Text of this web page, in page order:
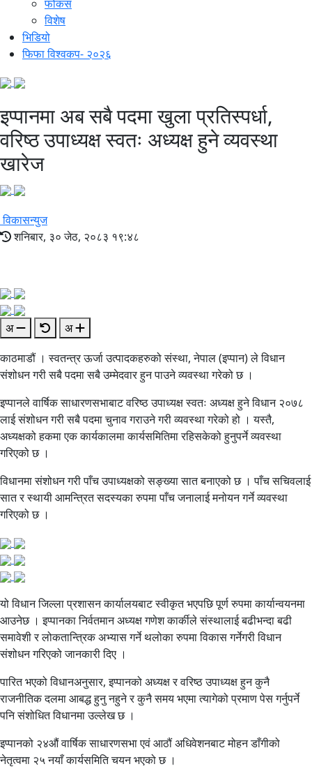
फोकस
विशेष
भिडियो
फिफा विश्वकप- २०२६
इप्पानमा अब सबै पदमा खुला प्रतिस्पर्धा,
वरिष्ठ उपाध्यक्ष स्वतः अध्यक्ष हुने व्यवस्था
खारेज
विकासन्युज
शनिबार, ३० जेठ, २०८३ १९:४८
अ
अ
काठमाडौं । स्वतन्त्र ऊर्जा उत्पादकहरुको संस्था, नेपाल (इप्पान) ले विधान
संशोधन गरी सबै पदमा सबै उम्मेदवार हुन पाउने व्यवस्था गरेको छ ।
इप्पानले वार्षिक साधारणसभाबाट वरिष्ठ उपाध्यक्ष स्वतः अध्यक्ष हुने विधान २०७८
लाई संशोधन गरी सबै पदमा चुनाव गराउने गरी व्यवस्था गरेको हो । यस्तै,
अध्यक्षको हकमा एक कार्यकालमा कार्यसमितिमा रहिसकेको हुनुपर्ने व्यवस्था
गरिएको छ ।
विधानमा संशोधन गरी पाँच उपाध्यक्षको सङ्ख्या सात बनाएको छ । पाँच सचिवलाई
सात र स्थायी आमन्त्रित सदस्यका रुपमा पाँच जनालाई मनोयन गर्ने व्यवस्था
गरिएको छ ।
यो विधान जिल्ला प्रशासन कार्यालयबाट स्वीकृत भएपछि पूर्ण रुपमा कार्यान्वयनमा
आउनेछ । इप्पानका निर्वतमान अध्यक्ष गणेश कार्कीले संस्थालाई बढीभन्दा बढी
समावेशी र लोकतान्त्रिक अभ्यास गर्ने थलोका रुपमा विकास गर्नेगरी विधान
संशोधन गरिएको जानकारी दिए ।
पारित भएको विधानअनुसार, इप्पानको अध्यक्ष र वरिष्ठ उपाध्यक्ष हुन कुनै
राजनीतिक दलमा आबद्ध हुनु नहुने र कुनै समय भएमा त्यागेको प्रमाण पेस गर्नुपर्ने
पनि संशोधित विधानमा उल्लेख छ ।
इप्पानको २४औं वार्षिक साधारणसभा एवं आठौं अधिवेशनबाट मोहन डाँगीको
नेतृत्वमा २५ नयाँ कार्यसमिति चयन भएको छ ।